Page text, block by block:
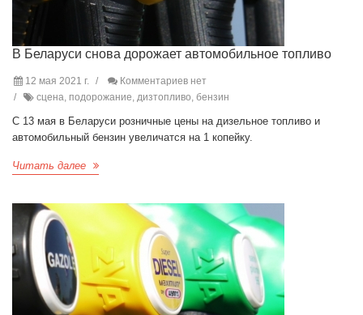
В Беларуси снова дорожает автомобильное топливо
12 мая 2021 г.
Комментариев нет
сцена, подорожание, дизтопливо, бензин
С 13 мая в Беларуси розничные цены на дизельное топливо и
автомобильный бензин увеличатся на 1 копейку.
Читать далее